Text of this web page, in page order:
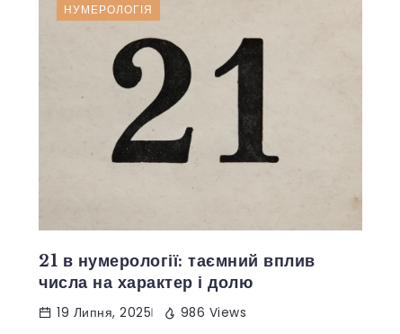
НУМЕРОЛОГІЯ
21 в нумерології: таємний вплив
числа на характер і долю
19 Липня, 2025 986 Views